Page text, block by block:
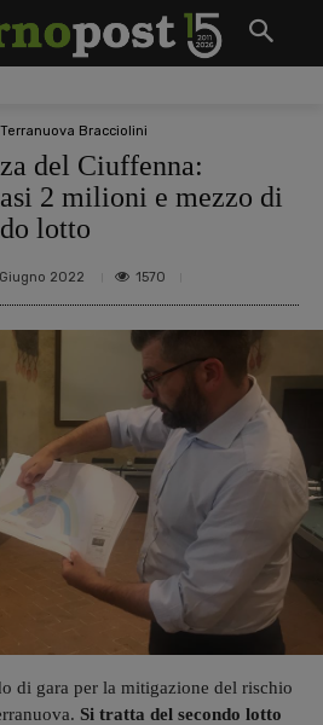
Terranuova Bracciolini
del Ciuffenna:
2 milioni e mezzo di
lotto
2022 1570
di gara per la mitigazione del rischio
Si tratta del secondo lotto